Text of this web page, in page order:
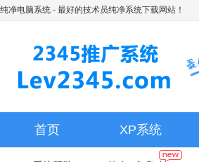
纯净电脑系统 - 最好的技术员纯净系统下载网站！
首页 XP系统